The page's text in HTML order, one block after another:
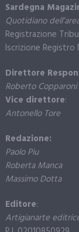
Sardegna
Quotidiano
Registrazione
Iscrizione Registro
Direttore
Roberto Copparoni
Vice direttore:
Antonello Tore
Redazione:
Paolo Piu
Roberta Manca
Massimo Dotta
Editore:
Artigianarte